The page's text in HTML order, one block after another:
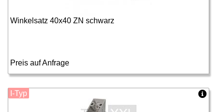
Winkelsatz 40x40 ZN schwarz
Preis auf Anfrage
I-Typ